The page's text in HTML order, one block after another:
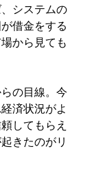
システムの
借金をする
から見ても
の目線。今
済状況がよ
してもらえ
きたのがリ